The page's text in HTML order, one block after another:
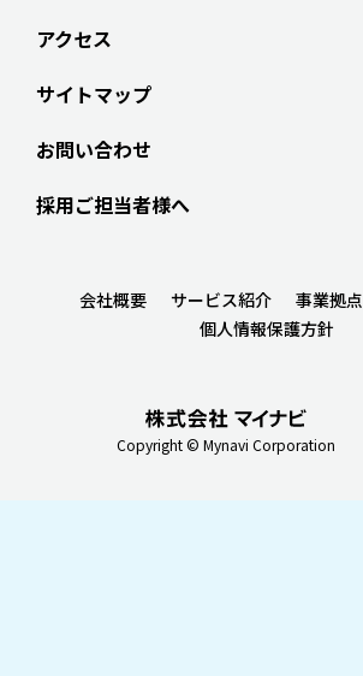
アクセス
サイトマップ
お問い合わせ
採用ご担当者様へ
Copyright © Mynavi Corporation
会社概要 サービス紹介 事業拠点
個人情報保護方針